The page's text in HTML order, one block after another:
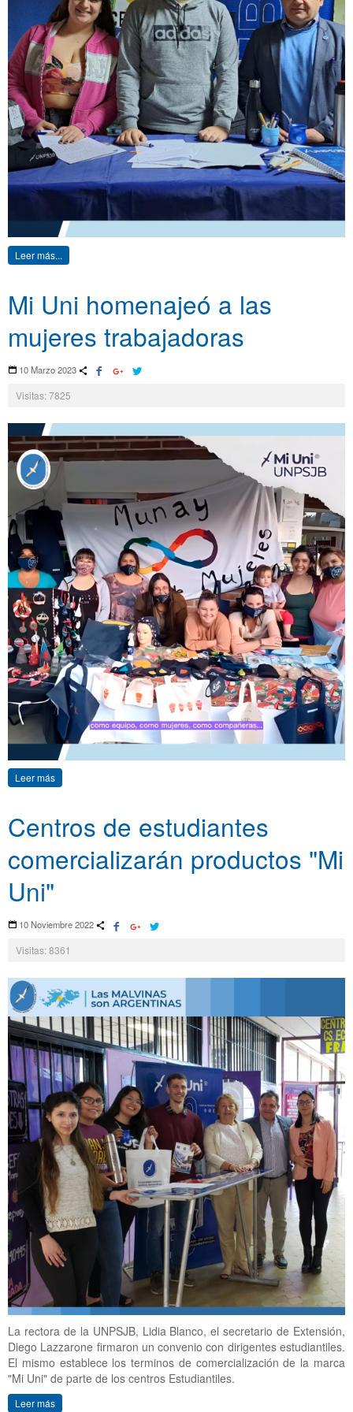
Leer más...
Mi Uni homenajeó a las
mujeres trabajadoras
10 Marzo 2023
Visitas: 7825
Leer más
Centros de estudiantes
comercializarán productos "Mi
Uni"
10 Noviembre 2022
Visitas: 8361
La rectora de la UNPSJB, Lidia Blanco, el secretario de Extensión,
Diego Lazzarone firmaron un convenio con dirigentes estudiantiles.
El mismo establece los terminos de comercialización de la marca
"Mi Uni" de parte de los centros Estudiantiles.
Leer más